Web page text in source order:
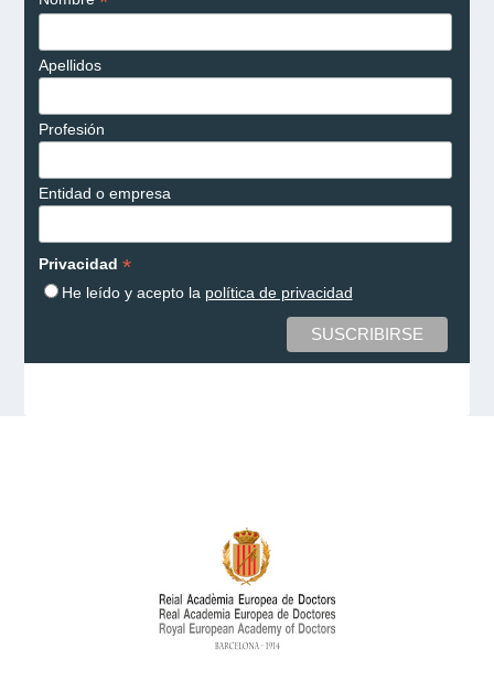
Apellidos
Profesión
Entidad o empresa
Privacidad *
He leído y acepto la política de privacidad